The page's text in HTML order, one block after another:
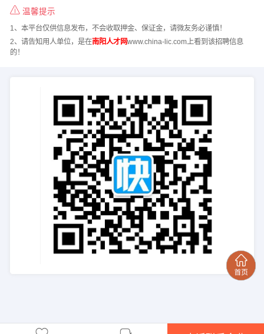
温馨提示
1、本平台仅供信息发布，不会收取押金、保证金，请微友务必谨慎！
2、请告知用人单位，是在南阳人才网www.china-lic.com上看到该招聘信息
的！